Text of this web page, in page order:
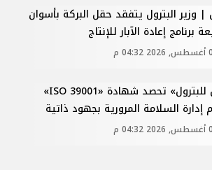
| وزير البترول يتفقد حقل البركة بأسوان
برنامج إعادة الآبار للإنتاج
النيل للبترول» تحصد شهادة «ISO 39001»
إدارة السلامة المرورية بجهود ذاتية